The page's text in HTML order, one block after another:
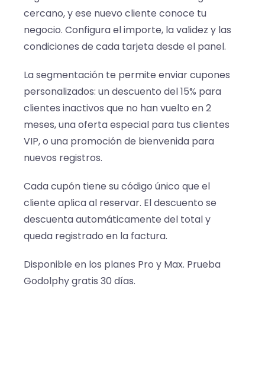
cercano, y ese nuevo cliente conoce tu
negocio. Configura el importe, la validez y las
condiciones de cada tarjeta desde el panel.
La segmentación te permite enviar cupones
personalizados: un descuento del 15% para
clientes inactivos que no han vuelto en 2
meses, una oferta especial para tus clientes
VIP, o una promoción de bienvenida para
nuevos registros.
Cada cupón tiene su código único que el
cliente aplica al reservar. El descuento se
descuenta automáticamente del total y
queda registrado en la factura.
Disponible en los planes Pro y Max. Prueba
Godolphy gratis 30 días.